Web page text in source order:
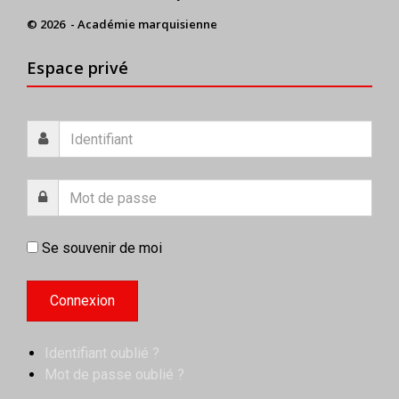
© 2026 - Académie marquisienne
Espace privé
Se souvenir de moi
Identifiant oublié ?
Mot de passe oublié ?